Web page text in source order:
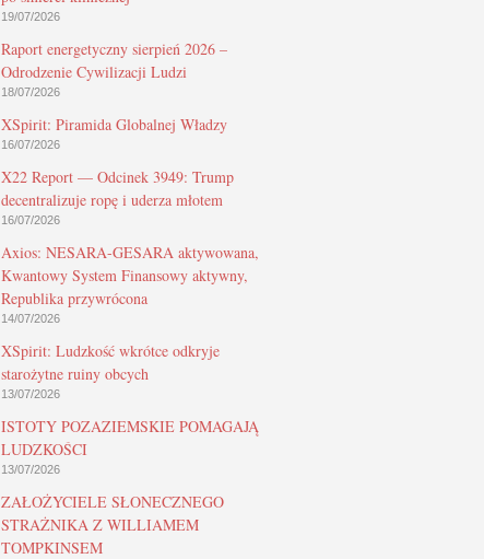
19/07/2026
Raport energetyczny sierpień 2026 –
Odrodzenie Cywilizacji Ludzi
18/07/2026
XSpirit: Piramida Globalnej Władzy
16/07/2026
X22 Report — Odcinek 3949: Trump
decentralizuje ropę i uderza młotem
16/07/2026
Axios: NESARA-GESARA aktywowana,
Kwantowy System Finansowy aktywny,
Republika przywrócona
14/07/2026
XSpirit: Ludzkość wkrótce odkryje
starożytne ruiny obcych
13/07/2026
ISTOTY POZAZIEMSKIE POMAGAJĄ
LUDZKOŚCI
13/07/2026
ZAŁOŻYCIELE SŁONECZNEGO
STRAŻNIKA Z WILLIAMEM
TOMPKINSEM